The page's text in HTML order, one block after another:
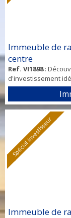
Immeuble de
centre
Ref. VI1898:
d'investissement
la métropole. Votre
Forfaits Clé en
ce bien clé en main
vous décharger de
Spécial investisseur
Immeuble de